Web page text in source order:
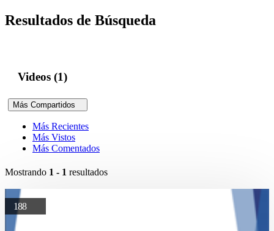
Resultados de Búsqueda
Videos (1)
Más Compartidos
Más Recientes
Más Vistos
Más Comentados
Mostrando 1 - 1 resultados
188